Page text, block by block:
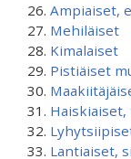
Ampiaiset,
Mehiläiset
Kimalaiset
Pistiäiset
Lantiaiset,